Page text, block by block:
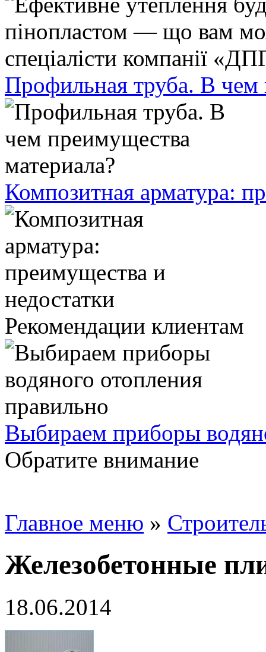
Профильная труба. В чем
Композитная арматура:
Рекомендации клиентам
Выбираем приборы
Обратите внимание
Главное меню »
Железобетонные
18.06.2014